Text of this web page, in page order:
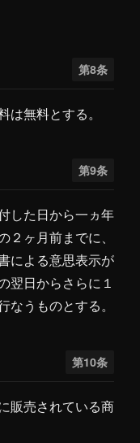
第8条
無料とする。
第9条
した日から一ヵ年
ヶ月前までに、
による意思表示が
翌日からさらに１
うものとする。
第10条
販売されている商